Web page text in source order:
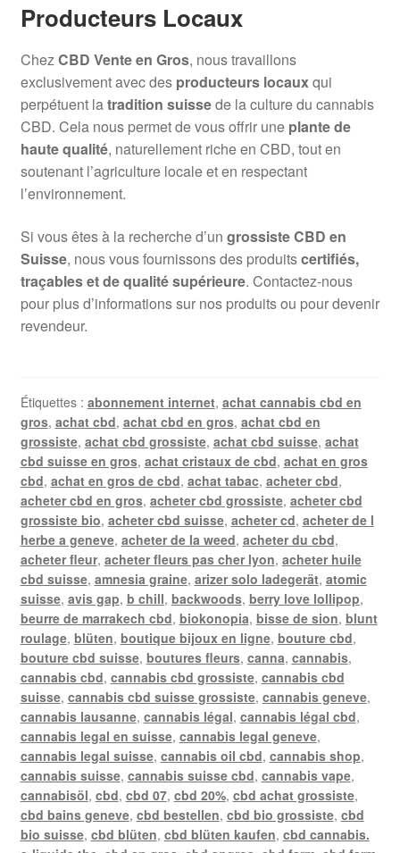
Producteurs Locaux
ChezCBD Vente en Gros, nous travaillons
exclusivement avec des producteurs locauxqui
perpétuent latradition suissede la culture du cannabis
CBD. Cela nous permet de vous offrir une plante de
haute qualité, naturellement riche en CBD, tout en
soutenant l’agriculture locale et en respectant
l’environnement.
Si vous êtes à la recherche d’un grossiste CBD en
Suisse, nous vous fournissons des produitscertifiés,
traçables et de qualité supérieure. Contactez-nous
pour plus d’informations sur nos produits ou pour devenir
revendeur.
Étiquettes : abonnement internet, achat cannabis cbd en
gros, achat cbd, achat cbd en gros, achat cbd en
grossiste, achat cbd grossiste, achat cbd suisse, achat
cbd suisse en gros, achat cristaux de cbd, achat en gros
cbd, achat en gros de cbd, achat tabac, acheter cbd,
acheter cbd en gros, acheter cbd grossiste, acheter cbd
grossiste bio, acheter cbd suisse, acheter cd, acheter de l
herbe a geneve, acheter de la weed, acheter du cbd,
acheter fleur, acheter fleurs pas cher lyon, acheter huile
cbd suisse, amnesia graine, arizer solo ladegerät, atomic
suisse, avis gap, b chill, backwoods, berry love lollipop,
beurre de marrakech cbd, biokonopia, bisse de sion, blunt
roulage, blüten, boutique bijoux en ligne, bouture cbd,
bouture cbd suisse, boutures fleurs, canna, cannabis,
cannabis cbd, cannabis cbd grossiste, cannabis cbd
suisse, cannabis cbd suisse grossiste, cannabis geneve,
cannabis lausanne, cannabis légal, cannabis légal cbd,
cannabis legal en suisse, cannabis legal geneve,
cannabis legal suisse, cannabis oil cbd, cannabis shop,
cannabis suisse, cannabis suisse cbd, cannabis vape,
cannabisöl, cbd, cbd 07, cbd 20%, cbd achat grossiste,
cbd bains geneve, cbd bestellen, cbd bio grossiste, cbd
bio suisse, cbd blüten, cbd blüten kaufen, cbd cannabis.